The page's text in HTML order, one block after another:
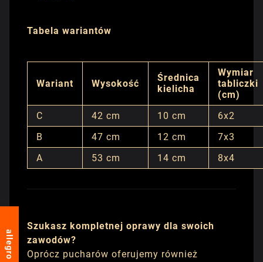
Tabela wariantów
Wariant Wysokość
Średnica
kielicha
Wymiar
tabliczki
(cm)
C
42 cm 10 cm
6x2
B
47 cm 12 cm
7x3
A
53 cm 14 cm 8x4
Szukasz kompletnej oprawy dla swoich
zawodów?
Oprócz pucharów oferujemy również
allegro